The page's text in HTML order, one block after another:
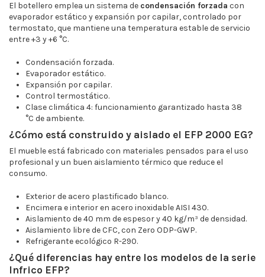
El botellero emplea un sistema de condensación forzada con
evaporador estático y expansión por capilar, controlado por
termostato, que mantiene una temperatura estable de servicio
entre +3 y +6 °C.
Condensación forzada.
Evaporador estático.
Expansión por capilar.
Control termostático.
Clase climática 4: funcionamiento garantizado hasta 38
°C de ambiente.
¿Cómo está construido y aislado el EFP 2000 EG?
El mueble está fabricado con materiales pensados para el uso
profesional y un buen aislamiento térmico que reduce el
consumo.
Exterior de acero plastificado blanco.
Encimera e interior en acero inoxidable AISI 430.
Aislamiento de 40 mm de espesor y 40 kg/m³ de densidad.
Aislamiento libre de CFC, con Zero ODP-GWP.
Refrigerante ecológico R-290.
¿Qué diferencias hay entre los modelos de la serie
Infrico EFP?